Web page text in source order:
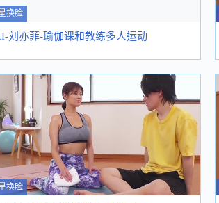
换脸
刘亦菲-瑜伽课和教练多人运动
换脸